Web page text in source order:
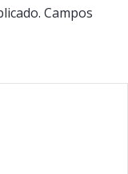
Campos